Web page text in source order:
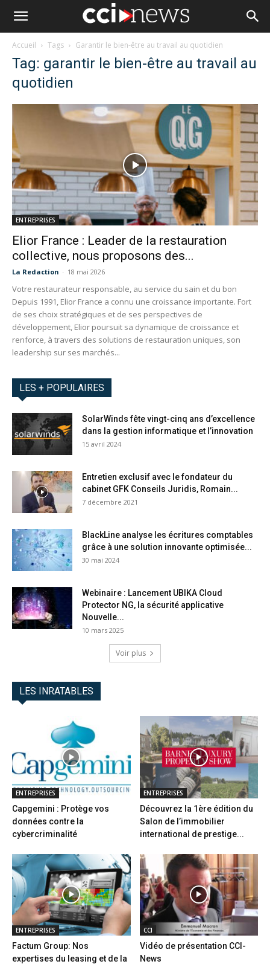
Accueil Tags Garantir le bien-être au travail au quotidien
Tag: garantir le bien-être au travail au
quotidien
ENTREPRISES
Elior France : Leader de la restauration
collective, nous proposons des...
La Redaction - 18 mai 2026
Votre restaurateur responsable, au service du sain et du bon
Depuis 1991, Elior France a connu une croissance importante. Fort
de ses choix stratégiques et de ses perspectives de
développement, Elior poursuit sa dynamique de croissance et
renforce, à travers des solutions de restauration uniques, son
leadership sur ses marchés...
LES + POPULAIRES
SolarWinds fête vingt-cinq ans d’excellence
dans la gestion informatique et l’innovation
15 avril 2024
Entretien exclusif avec le fondateur du
cabinet GFK Conseils Juridis, Romain...
7 décembre 2021
BlackLine analyse les écritures comptables
grâce à une solution innovante optimisée...
30 mai 2024
Webinaire : Lancement UBIKA Cloud
Protector NG, la sécurité applicative
Nouvelle...
10 mars 2025
Voir plus
LES INRATABLES
ENTREPRISES
Capgemini : Protège vos
données contre la
cybercriminalité
ENTREPRISES
Découvrez la 1ère édition du
Salon de l’immobilier
international de prestige...
ENTREPRISES
Factum Group: Nos
expertises du leasing et de la
CCI
Vidéo de présentation CCI-
News